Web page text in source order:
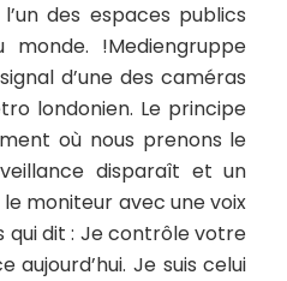
des espaces publics
!Mediengruppe
d’une des caméras
londonien. Le principe
où nous prenons le
disparaît et un
moniteur avec une voix
dit : Je contrôle votre
aujourd’hui. Je suis celui